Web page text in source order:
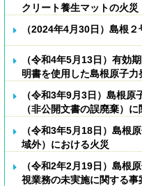
クリート養生マットの火災
（2024年4月30日）島根
（令和4年5月13日）有効
明書を使用した島根原子
（令和3年9月3日）島根
（非公開文書の誤廃棄）
（令和3年5月18日）島根
域外）における火災
（令和2年2月19日）島根
視業務の未実施に関する事